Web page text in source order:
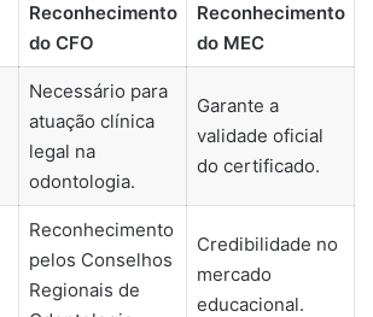
Reconhecimento
do CFO
Reconhecimento
do MEC
Necessário para
atuação clínica
legal na
odontologia.
Garante a
validade oficial
do certificado.
Reconhecimento
pelos Conselhos
Regionais de
Credibilidade no
mercado
educacional.